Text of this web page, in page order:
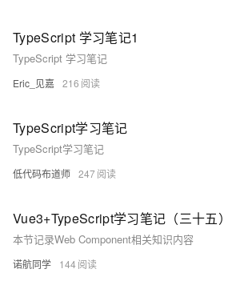
TypeScript 学习笔记1
TypeScript 学习笔记
Eric_见嘉 216
TypeScript学习笔记
TypeScript学习笔记
低代码布道师 247
Vue3+TypeScript学习笔记（三十五）
本节记录Web Component相关知识内容
诺航同学 144